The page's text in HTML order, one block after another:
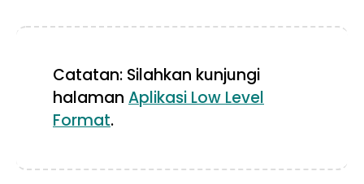
Catatan: Silahkan kunjungi
halaman Aplikasi Low Level
Format.